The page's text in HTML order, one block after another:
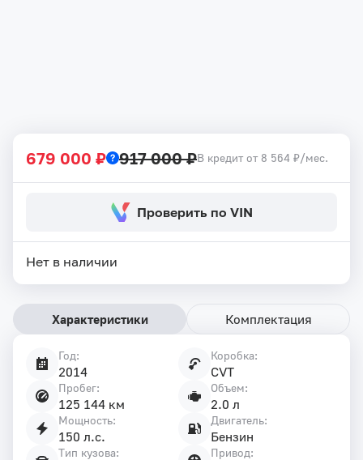
679 000 ₽ 917 000 ₽В кредит от 8 564 ₽/мес.
Проверить по VIN
Нет в наличии
Характеристики Комплектация
Год:
2014
Коробка:
CVT
Пробег:
125 144 км
Объем:
2.0 л
Мощность:
150 л.с.
Двигатель:
Бензин
Тип кузова: Привод: